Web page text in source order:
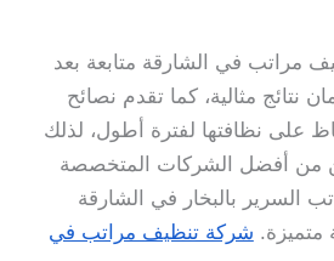
مراتب في الشارقة متابعة بعد
نتائج مثالية، كما تقدم نصائح
على نظافتها لفترة أطول، لذلك
من أفضل الشركات المتخصصة
السرير بالبخار في الشارقة
متميزة. شركة تنظيف مراتب في